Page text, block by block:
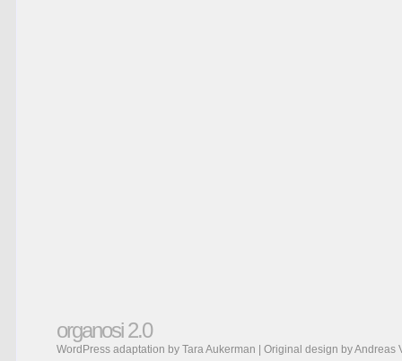
organosi 2.0
WordPress adaptation by Tara Aukerman | Original design byAndreas